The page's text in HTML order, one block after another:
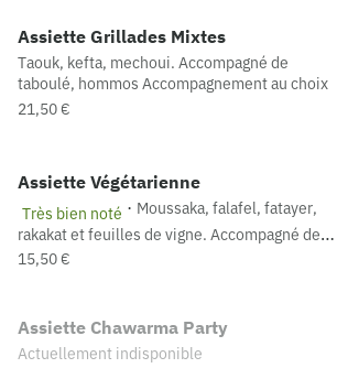
Assiette Grillades Mixtes
Taouk, kefta, mechoui. Accompagné de
taboulé, hommos Accompagnement au choix
21,50 €
Assiette Végétarienne
Très bien noté · Moussaka, falafel, fatayer,
rakakat et feuilles de vigne. Accompagné de
taboulé et hommos. Accompagnement au choix
15,50 €
Assiette Chawarma Party
Actuellement indisponible